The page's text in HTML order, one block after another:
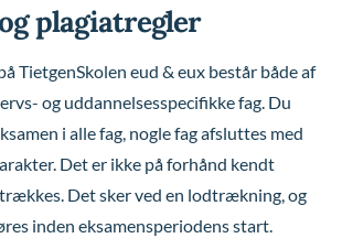
plagiatregler
TietgenSkolen eud & eux består både af
og uddannelsesspecifikke fag. Du
i alle fag, nogle fag afsluttes med
Det er ikke på forhånd kendt
Det sker ved en lodtrækning, og
inden eksamensperiodens start.